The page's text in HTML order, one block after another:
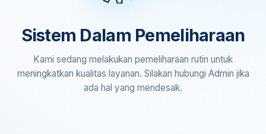
Sistem Dalam Pemeliharaan
Kami sedang melakukan pemeliharaan rutin untuk
meningkatkan kualitas layanan. Silakan hubungi Admin jika
ada hal yang mendesak.